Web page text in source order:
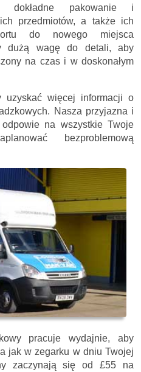
dokładne pakowanie i
przedmiotów, a także ich
do nowego miejsca
dużą wagę do detali, aby
na czas i w doskonałym
więcej informacji o
Nasza przyjazna i
na wszystkie Twoje
bezproblemową
pracuje wydajnie, aby
jak w zegarku w dniu Twojej
zaczynają się od £55 na